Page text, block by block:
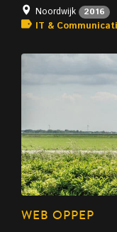
Noordwijk 2016
IT &
WEB OPPEP